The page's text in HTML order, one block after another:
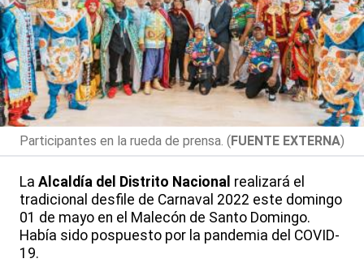
Participantes en la rueda de prensa. (FUENTE EXTERNA)
La Alcaldía del Distrito Nacional realizará el
tradicional desfile de Carnaval 2022 este domingo
01 de mayo en el Malecón de Santo Domingo.
Había sido pospuesto por la pandemia del COVID-
19.